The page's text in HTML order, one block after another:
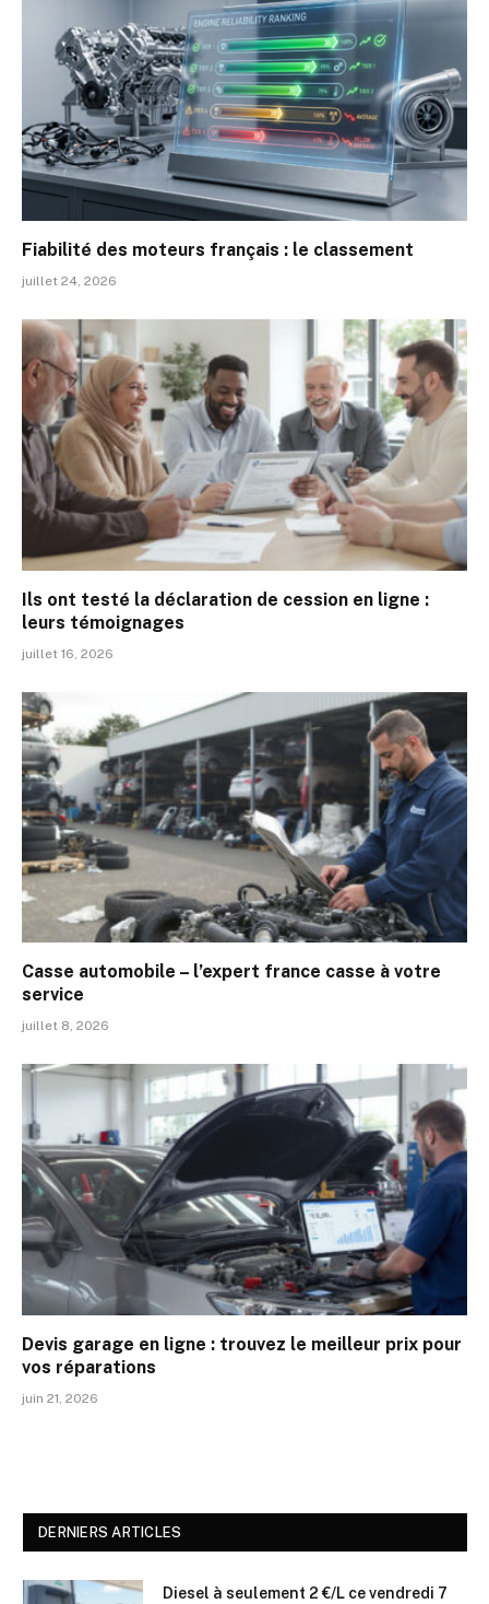
Fiabilité des moteurs français : le classement
juillet 24, 2026
Ils ont testé la déclaration de cession en ligne :
leurs témoignages
juillet 16, 2026
Casse automobile – l’expert france casse à votre
service
juillet 8, 2026
Devis garage en ligne : trouvez le meilleur prix pour
vos réparations
juin 21, 2026
DERNIERS ARTICLES
Diesel à seulement 2 €/L ce vendredi 7